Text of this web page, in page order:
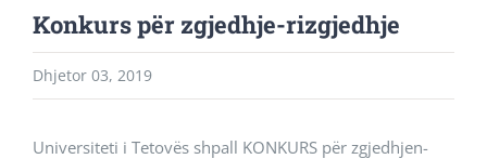
Konkurs për zgjedhje-rizgjedhje
Dhjetor 03, 2019
Universiteti i Tetovës shpall KONKURS për zgjedhjen-